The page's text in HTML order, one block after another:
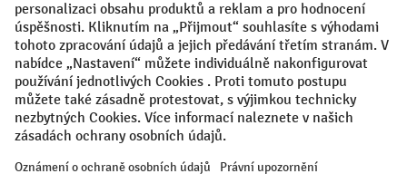
VODP Otisk
Prohlášení o ochraně osobních údajů
Nastavení ochrany osobních údajů
All prices excl. VAT plusshipping costsand possible delivery charges,